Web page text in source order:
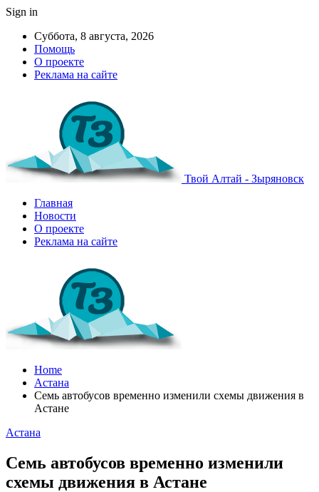
Sign in
Суббота, 8 августа, 2026
Помощь
О проекте
Реклама на сайте
Твой Алтай - Зыряновск
Главная
Новости
О проекте
Реклама на сайте
Home
Астана
Семь автобусов временно изменили схемы движения в
Астане
Астана
Семь автобусов временно изменили
схемы движения в Астане